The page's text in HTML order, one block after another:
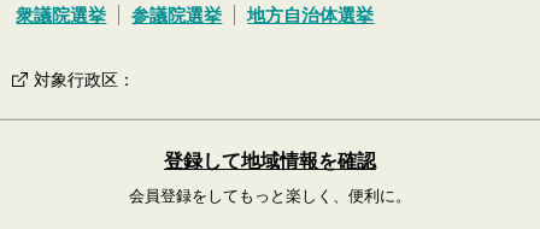
衆議院選挙 参議院選挙 地方自治体選挙
対象行政区 ：
登録して地域情報を確認
会員登録をしてもっと楽しく、便利に。